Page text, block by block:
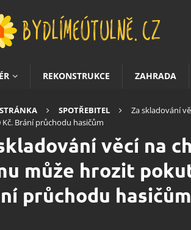
REKONSTRUKCE ZAHRADA
SPOTŘEBITEL
Za skladování
Kč. Brání průchodu hasičům
věcí na
může hrozit
průchodu hasičům